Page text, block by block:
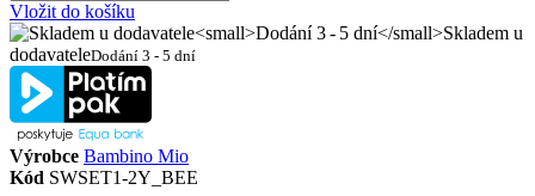
Vložit do košíku
Skladem u
dodavateleDodání 3 - 5 dní
Výrobce Bambino Mio
Kód SWSET1-2Y_BEE